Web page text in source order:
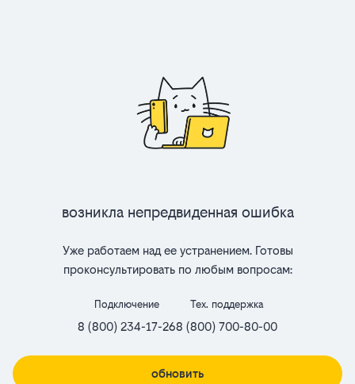
Возникла непредвиденная ошибка
Уже работаем над ее устранением. Готовы
проконсультировать по любым вопросам:
Подключение
8 (800) 234-17-26
Тех. поддержка
8 (800) 700-80-00
обновить